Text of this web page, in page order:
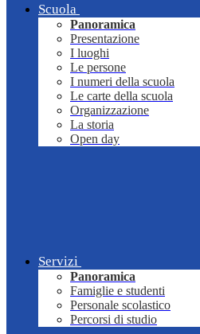
Scuola
Panoramica
Presentazione
I luoghi
Le persone
I numeri della scuola
Le carte della scuola
Organizzazione
La storia
Open day
Servizi
Panoramica
Famiglie e studenti
Personale scolastico
Percorsi di studio